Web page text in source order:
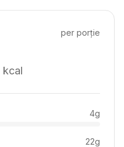
per porție
kcal
4g
22g